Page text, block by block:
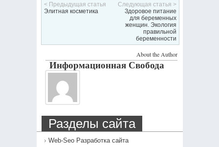
< Предыдущая статья
Элитная косметика
Следующая статья >
Здоровое питание
для беременных
женщин. Экология
правильной
беременности
About the Author
Информационная Свобода
Разделы сайта
Web-Seo Разработка сайта